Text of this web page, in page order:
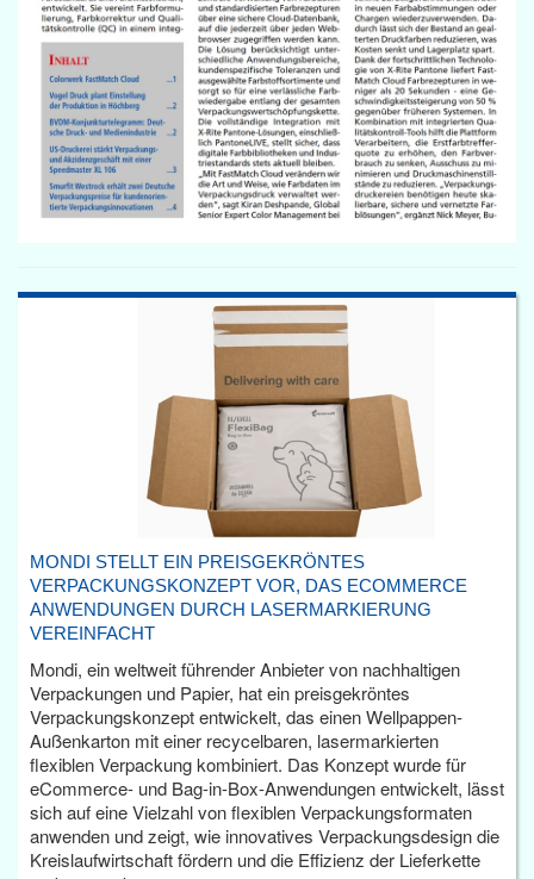
MONDI STELLT EIN PREISGEKRÖNTES
VERPACKUNGSKONZEPT VOR, DAS ECOMMERCE
ANWENDUNGEN DURCH LASERMARKIERUNG
VEREINFACHT
Mondi, ein weltweit führender Anbieter von nachhaltigen
Verpackungen und Papier, hat ein preisgekröntes
Verpackungskonzept entwickelt, das einen Wellpappen-
Außenkarton mit einer recycelbaren, lasermarkierten
flexiblen Verpackung kombiniert. Das Konzept wurde für
eCommerce- und Bag-in-Box-Anwendungen entwickelt, lässt
sich auf eine Vielzahl von flexiblen Verpackungsformaten
anwenden und zeigt, wie innovatives Verpackungsdesign die
Kreislaufwirtschaft fördern und die Effizienz der Lieferkette